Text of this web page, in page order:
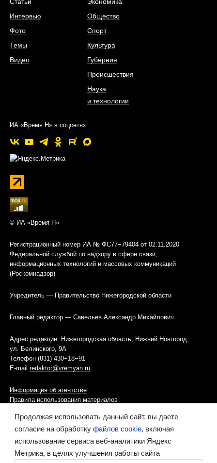
Интервью
Фото
Темы
Видео
Общество
Спорт
Культура
Губерния
Происшествия
Наука
и технологии
ИА «Время Н» в соцсетях
© ИА «Время Н»
Регистрационный номер ИА № ФС77−79404 от 02.11.2020
Федеральной службой по надзору в сфере связи,
информационных технологий и массовых коммуникаций
(Роскомнадзор)
Учредитель — Правительство Нижегородской области
Главный редактор — Савельев Александр Михайлович
Адрес редакции: Нижегородская область, Нижний Новгород,
ул. Белинского, 9А
Телефон (831) 430−18−91
E-mail redaktor@vremyan.ru
Информация об агентстве
Правила использования материалов
Информационная политика использования «cookies»-файлов
Ресурс содержит материалы 16+
Продолжая использовать данный сайт, вы даете
согласие на обработку файлов cookie, включая
использование сервиса веб-аналитики Яндекс
Метрика, в целях улучшения работы сайта